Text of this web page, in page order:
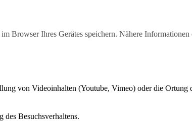
Browser Ihres Gerätes speichern. Nähere Informationen
von Videoinhalten (Youtube, Vimeo) oder die Ortung
des Besuchsverhaltens.